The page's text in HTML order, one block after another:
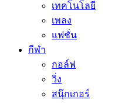
เทคโนโลยี
เพลง
แฟชั่น
กีฬา
กอล์ฟ
วิ่ง
สนุ๊กเกอร์